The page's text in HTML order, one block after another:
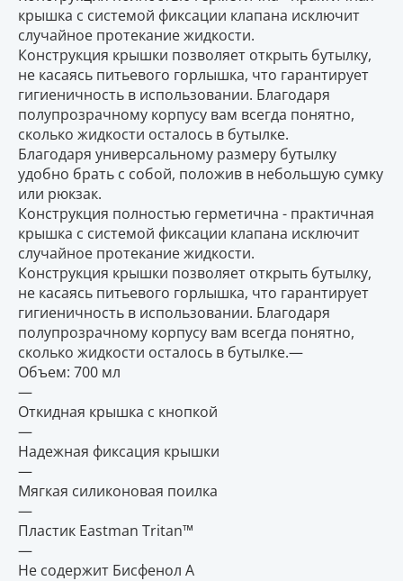
крышка с системой фиксации клапана исключит
случайное протекание жидкости.
Конструкция крышки позволяет открыть бутылку,
не касаясь питьевого горлышка, что гарантирует
гигиеничность в использовании. Благодаря
полупрозрачному корпусу вам всегда понятно,
сколько жидкости осталось в бутылке.
Благодаря универсальному размеру бутылку
удобно брать с собой, положив в небольшую сумку
или рюкзак.
Конструкция полностью герметична - практичная
крышка с системой фиксации клапана исключит
случайное протекание жидкости.
Конструкция крышки позволяет открыть бутылку,
не касаясь питьевого горлышка, что гарантирует
гигиеничность в использовании. Благодаря
полупрозрачному корпусу вам всегда понятно,
сколько жидкости осталось в бутылке.—
Объем: 700 мл
—
Откидная крышка с кнопкой
—
Надежная фиксация крышки
—
Мягкая силиконовая поилка
—
Пластик Eastman Tritan™
—
Не содержит Бисфенол А